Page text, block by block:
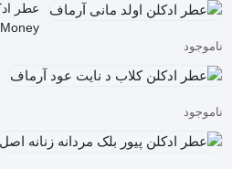
Money
ناموجود
ناموجود